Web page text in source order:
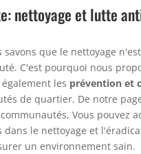
nettoyage et lutte
savons que le nettoyage
C'est pourquoi nous
les prévention et
de quartier. De notre
Vous pouvez
le nettoyage et
un environnement sain.